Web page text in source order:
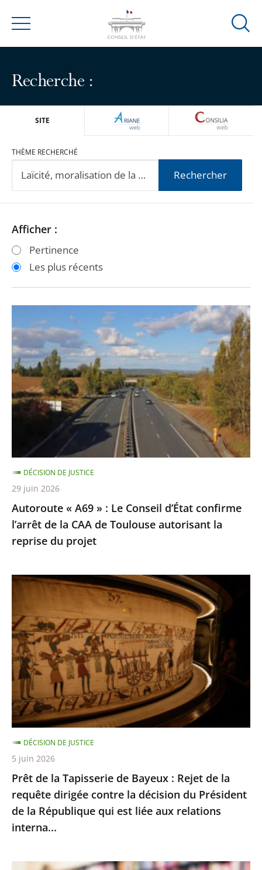
Menu
Ouvrir
Recherche :
SITE ARIANEWEB
THÈME RECHERCHÉ
Rechercher
Passer
les
filtres
Passer
les
filtres
Afficher :
Pertinence
Les plus récents
«
A69
»
:
Le
Conseil
confirme
l’arrêt
de
la
CAA
de
Toulouse
la
reprise
projet
Autoroute « A69 » : Le Conseil d’État confirme
l’arrêt de la CAA de Toulouse autorisant la
reprise du projet
DÉCISION DE JUSTICE
29 juin 2026
Prêt
la
Tapisserie
de
Bayeux
:
Rejet
de
la
requête
dirigée
contre
la
décision
du
de
Prêt de la Tapisserie de Bayeux : Rejet de la
requête dirigée contre la décision du Président
de la République qui est liée aux relations
interna...
DÉCISION DE JUSTICE
5 juin 2026